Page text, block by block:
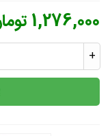
1,276,000 تومان
+